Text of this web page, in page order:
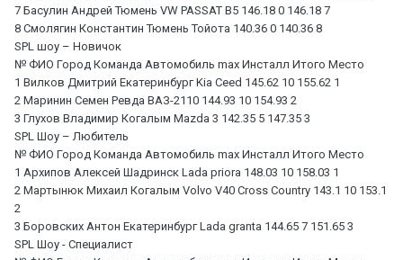
7 Басулин Андрей Тюмень VW PASSAT B5 146.18 0 146.18 7
8 Смолягин Константин Тюмень Тойота 140.36 0 140.36 8
SPL шоу – Новичок
№ ФИО Город Команда Автомобиль max Инсталл Итого Место
1 Вилков Дмитрий Екатеринбург Kia Ceed 145.62 10 155.62 1
2 Маринин Семен Ревда ВАЗ-2110 144.93 10 154.93 2
3 Глухов Владимир Когалым Mazda 3 142.35 5 147.35 3
SPL Шоу – Любитель
№ ФИО Город Команда Автомобиль max Инсталл Итого Место
1 Архипов Алексей Шадринск Lada priora 148.03 10 158.03 1
2 Мартынюк Михаил Когалым Volvo V40 Cross Country 143.1 10 153.1
2
3 Боровских Антон Екатеринбург Lada granta 144.65 7 151.65 3
SPL Шоу - Специалист